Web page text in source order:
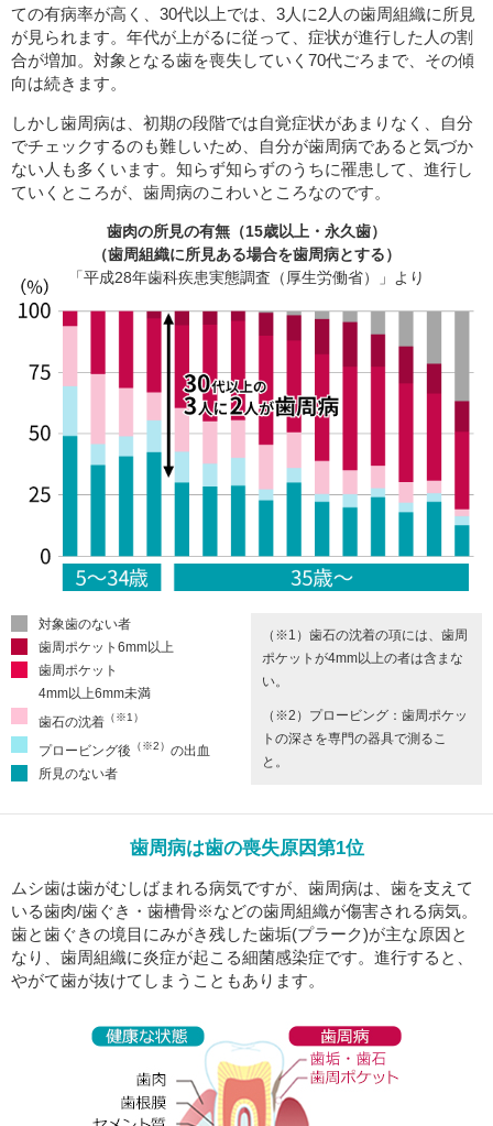
ての有病率が高く、30代以上では、3人に2人の歯周組織に所見
が見られます。年代が上がるに従って、症状が進行した人の割
合が増加。対象となる歯を喪失していく70代ごろまで、その傾
向は続きます。
しかし歯周病は、初期の段階では自覚症状があまりなく、自分
でチェックするのも難しいため、自分が歯周病であると気づか
ない人も多くいます。知らず知らずのうちに罹患して、進行し
ていくところが、歯周病のこわいところなのです。
歯肉の所見の有無（15歳以上・永久歯）
（歯周組織に所見ある場合を歯周病とする）
「平成28年歯科疾患実態調査（厚生労働省）」より
対象歯のない者
歯周ポケット6mm以上
歯周ポケット
4mm以上6mm未満
歯石の沈着 （※1）
プロービング後 （※2） の出血
所見のない者
（※1）歯石の沈着の項には、歯周
ポケットが4mm以上の者は含まな
い。
（※2）プロービング：歯周ポケッ
トの深さを専門の器具で測るこ
と。
歯周病は歯の喪失原因第1位
ムシ歯は歯がむしばまれる病気ですが、歯周病は、歯を支えて
いる歯肉/歯ぐき・歯槽骨※などの歯周組織が傷害される病気。
歯と歯ぐきの境目にみがき残した歯垢(プラーク)が主な原因と
なり、歯周組織に炎症が起こる細菌感染症です。進行すると、
やがて歯が抜けてしまうこともあります。